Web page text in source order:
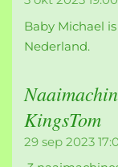
Baby Michael
Nederland.
KingsTom
29 sep 2023